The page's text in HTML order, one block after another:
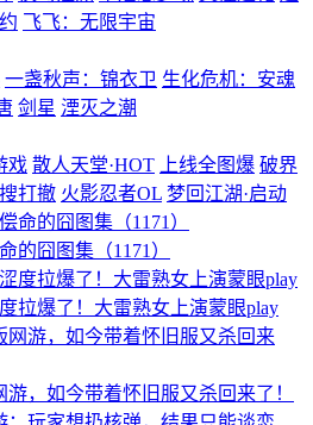
飞飞：无限宇宙
一盏秋声：锦衣卫 生化危机：安魂
剑星 湮灭之潮
戏 散人天堂·HOT 上线全图爆 破界
打撤 火影忍者OL 梦回江湖·启动
的囧图集（1171）
拉爆了！大雷熟女上演蒙眼play
，如今带着怀旧服又杀回来了！